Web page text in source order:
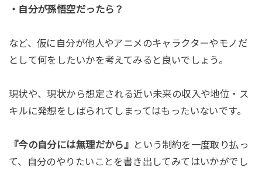
・自分が孫悟空だったら？
など、仮に自分が他人やアニメのキャラクターやモノだ
として何をしたいかを考えてみると良いでしょう。
現状や、現状から想定される近い未来の収入や地位・ス
キルに発想をしばられてしまってはもったいないです。
『今の自分には無理だから』
という制約を一度取り払っ
て、自分のやりたいことを書き出してみてはいかがでし